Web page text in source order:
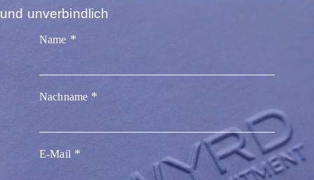
und unverbindlich
Name
Nachname
E-Mail